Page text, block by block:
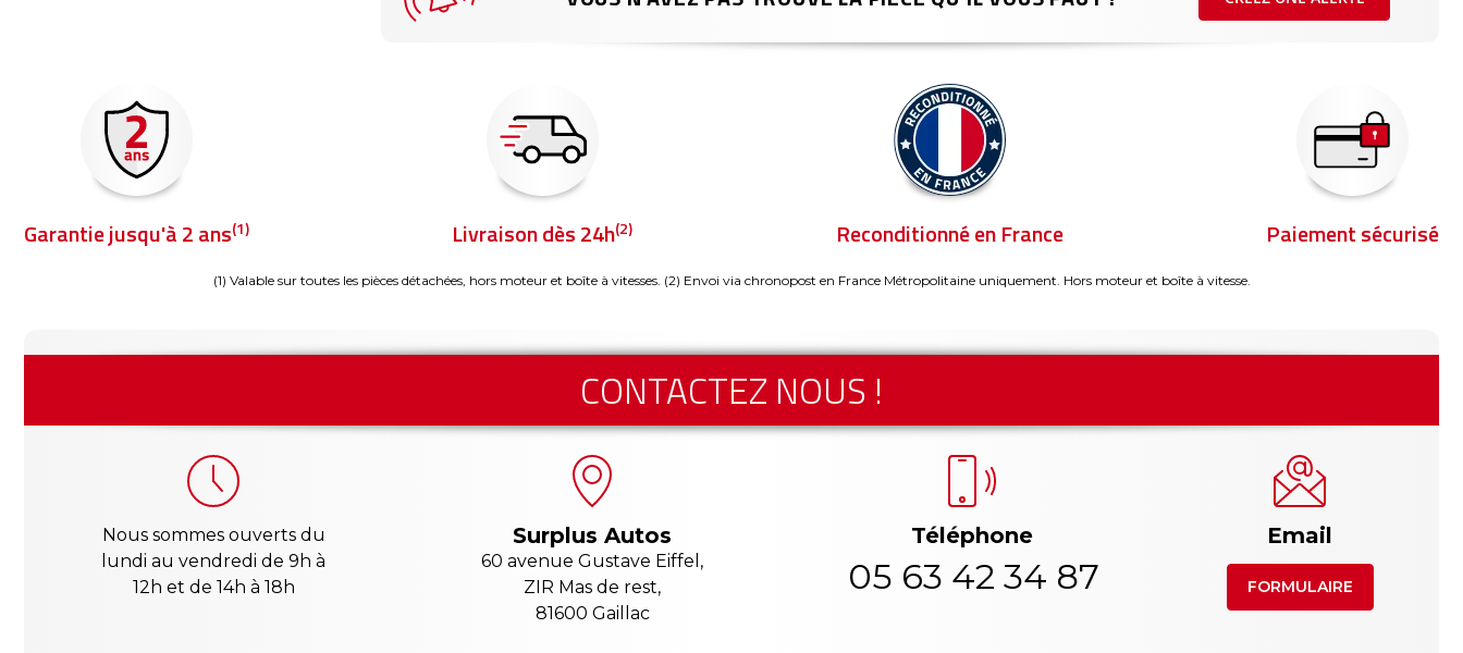
Garantie jusqu'à 2 ans(1) Livraison dès 24h(2) Reconditionné en France Paiement sécurisé
(1) Valable sur toutes les pièces détachées, hors moteur et boîte à vitesses. (2) Envoi via chronopost en France Métropolitaine uniquement. Hors moteur et boîte à vitesse.
CONTACTEZ NOUS !
Nous sommes ouverts du
lundi au vendredi de 9h à
12h et de 14h à 18h
Surplus Autos
60 avenue Gustave Eiffel,
ZIR Mas de rest,
81600 Gaillac
Téléphone
05 63 42 34 87
Email
FORMULAIRE